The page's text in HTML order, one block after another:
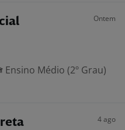
Ontem
Ensino Médio (2º Grau)
4 ago